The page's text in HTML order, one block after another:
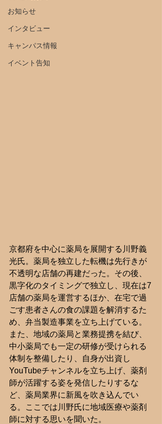
お知らせ
インタビュー
キャンパス情報
イベント告知
京都府を中心に薬局を展開する川野義
光氏。薬局を独立した転機は先行きが
不透明な店舗の再建だった。その後、
黒字化のタイミングで独立し、現在は7
店舗の薬局を運営するほか、在宅で過
ごす患者さんの食の課題を解消するた
め、弁当製造事業を立ち上げている。
また、地域の薬局と業務提携を結び、
中小薬局でも一定の研修が受けられる
体制を整備したり、自身が出資し
YouTubeチャンネルを立ち上げ、薬剤
師が活躍する姿を発信したりするな
ど、薬局業界に新風を吹き込んでい
る。ここでは川野氏に地域医療や薬剤
師に対する思いを聞いた。